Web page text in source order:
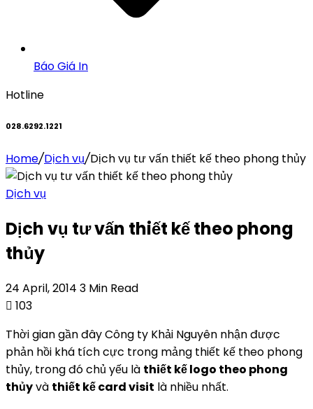
Báo Giá In
Hotline
028.6292.1221
Home/Dịch vụ/Dịch vụ tư vấn thiết kế theo phong thủy
Dịch vụ
Dịch vụ tư vấn thiết kế theo phong
thủy
24 April, 2014 3 Min Read
103
Thời gian gần đây Công ty Khải Nguyên nhận được
phản hồi khá tích cực trong mảng thiết kế theo phong
thủy, trong đó chủ yếu là thiết kế logo theo phong
thủyvà thiết kế card visit là nhiều nhất.